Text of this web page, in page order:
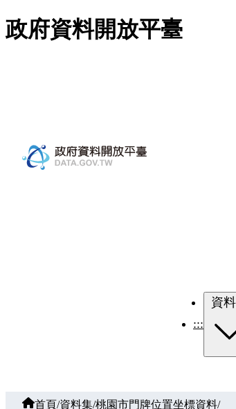
跳至主要內容
政府資料開放平臺
:::
首頁/資料集/桃園市門牌位置坐標資料/